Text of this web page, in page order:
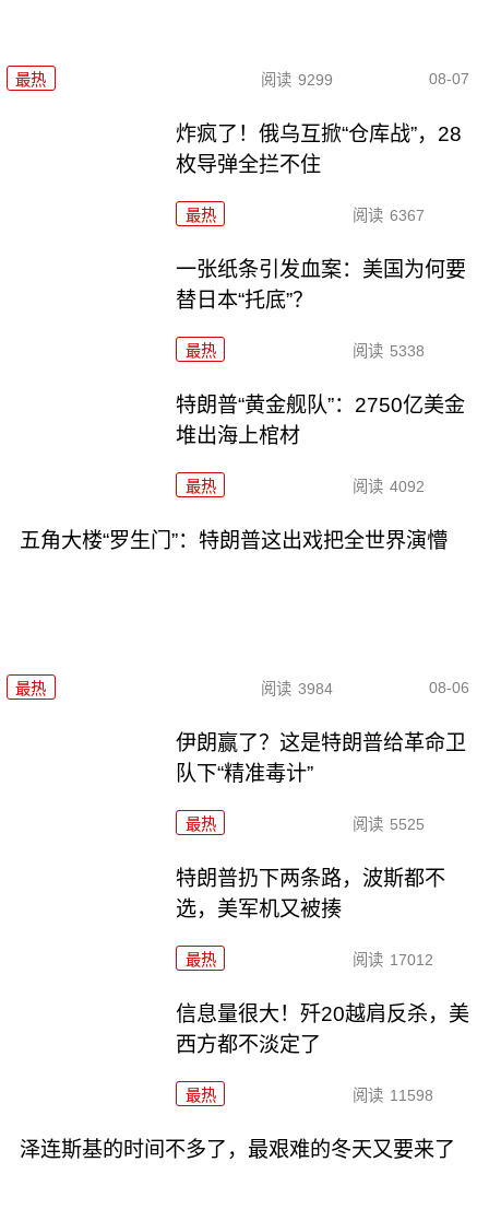
最热 阅读 9299 08-07
炸疯了！俄乌互掀“仓库战”，28
枚导弹全拦不住
最热 阅读 6367
一张纸条引发血案：美国为何要
替日本“托底”？
最热 阅读 5338
特朗普“黄金舰队”：2750亿美金
堆出海上棺材
最热 阅读 4092
五角大楼“罗生门”：特朗普这出戏把全世界演懵
最热 阅读 3984 08-06
伊朗赢了？这是特朗普给革命卫
队下“精准毒计”
最热 阅读 5525
特朗普扔下两条路，波斯都不
选，美军机又被揍
最热 阅读 17012
信息量很大！歼20越肩反杀，美
西方都不淡定了
最热 阅读 11598
泽连斯基的时间不多了，最艰难的冬天又要来了